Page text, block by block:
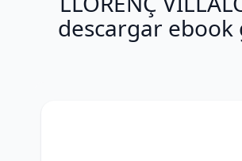
descargar ebook